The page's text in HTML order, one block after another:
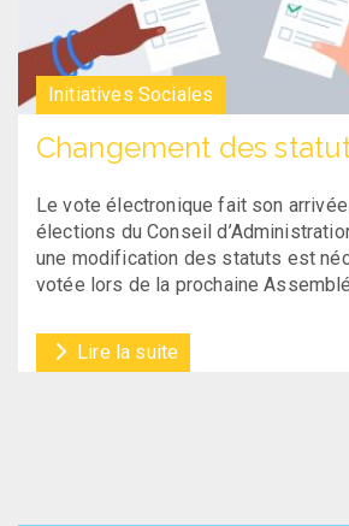
Initiatives Sociales
Changement des
Le vote électronique fait son arrivée
élections du Conseil
une modification des statuts est
votée lors de la prochaine
Lire la suite